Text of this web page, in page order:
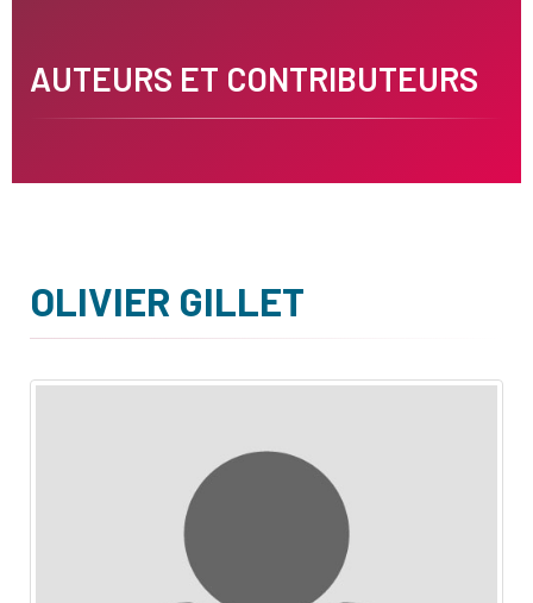
AUTEURS ET CONTRIBUTEURS
OLIVIER GILLET